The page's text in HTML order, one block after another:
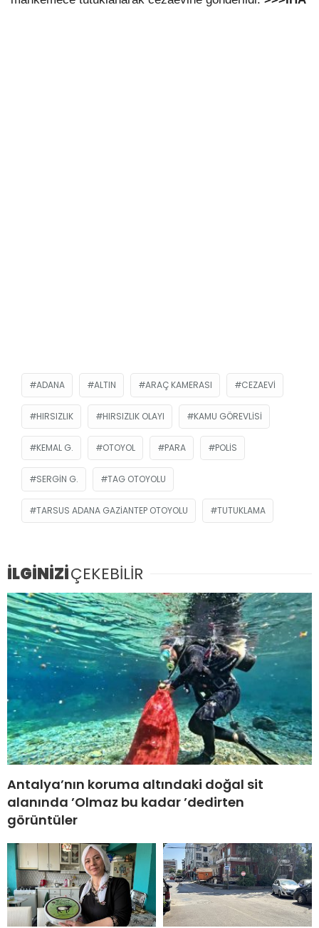
ADANA ALTIN ARAÇ KAMERASI CEZAEVI
HIRSIZLIK HIRSIZLIK OLAYI KAMU GÖREVLISI
KEMAL G. OTOYOL PARA POLIS
SERGIN G. TAG OTOYOLU
TARSUS ADANA GAZIANTEP OTOYOLU TUTUKLAMA
İLGİNİZİÇEKEBİLİR
Antalya’nın koruma altındaki doğal sit
alanında ’Olmaz bu kadar ’dedirten
görüntüler